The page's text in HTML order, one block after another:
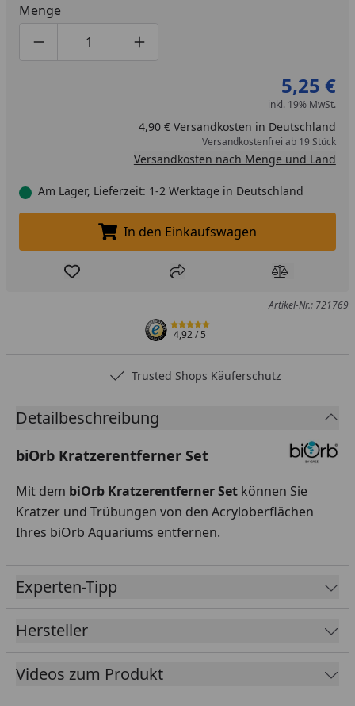
Menge
Produktmenge um eins verringern
Produktmenge manuell eingeben
Produktmenge um eins erhöhen
5,25 €
inkl. 19% MwSt.
4,90 € Versandkosten in Deutschland
Versandkostenfrei ab 19 Stück
Versandkosten nach Menge und Land
Am Lager, Lieferzeit: 1-2 Werktage in Deutschland
In den Einkaufswagen legen
In den Einkaufswagen
Produkt zur Wunschliste hinzufügen
Teilen Produkt
Artikel-Nr.: 721769
4,92/ 5
Trusted Shops Käuferschutz
Detailbeschreibung
biOrb Kratzerentferner Set
Mit dem biOrb Kratzerentferner Set können Sie
Kratzer und Trübungen von den Acryloberflächen
Ihres biOrb Aquariums entfernen.
Experten-Tipp
Hersteller
Videos zum Produkt